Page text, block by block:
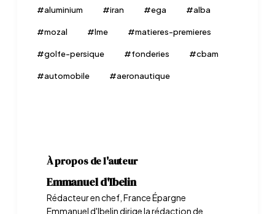
#aluminium #iran #ega #alba
#mozal #lme #matieres-premieres
#golfe-persique #fonderies #cbam
#automobile #aeronautique
À propos de l'auteur
Emmanuel d'Ibelin
Rédacteur en chef, France Épargne
Emmanuel d'Ibelin dirige la rédaction de